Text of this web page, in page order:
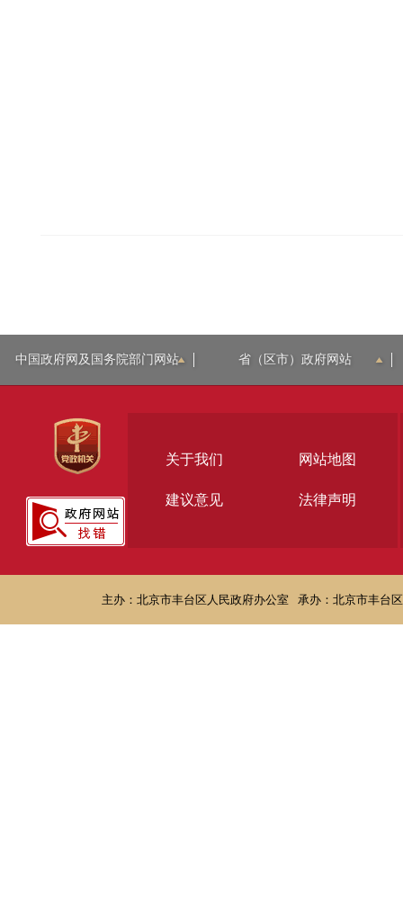
中国政府网及国务院部门网站 省（区市）政府网站
关于我们 网站地图
建议意见 法律声明
主办：北京市丰台区人民政府办公室 承办：北京市丰台